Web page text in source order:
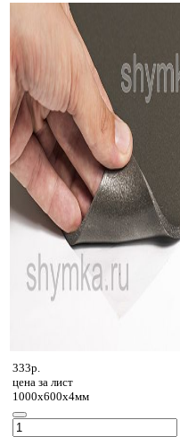
333р.
цена за лист
1000х600х4мм